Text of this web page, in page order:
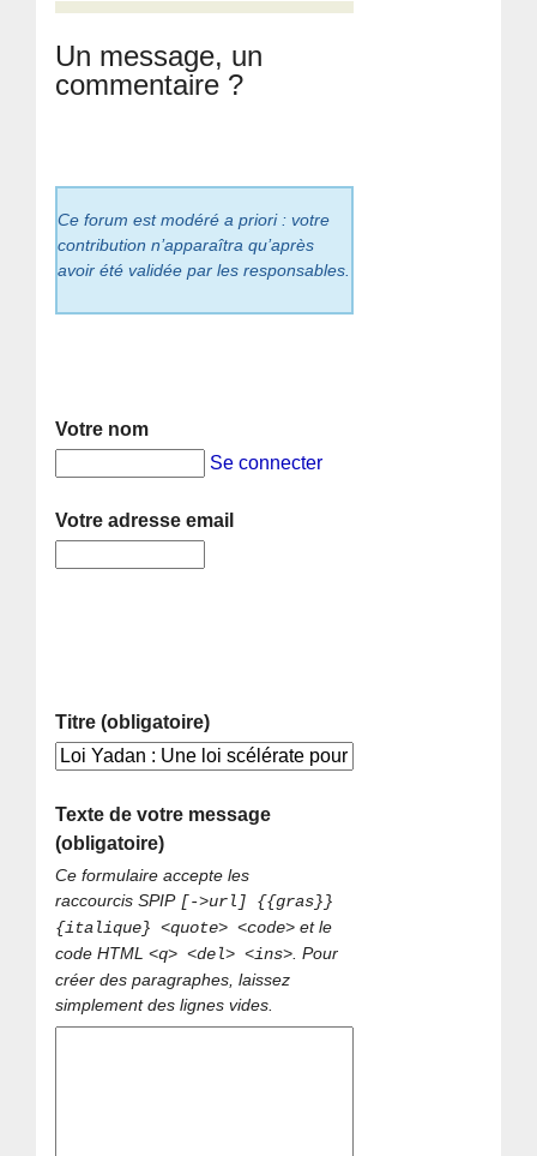
Un message, un
commentaire ?
Ce forum est modéré a priori : votre
contribution n’apparaîtra qu’après
avoir été validée par les responsables.
Votre nom
Se connecter
Votre adresse email
Titre (obligatoire)
Texte de votre message
(obligatoire)
Ce formulaire accepte les
raccourcis SPIP [->url] {{gras}}
{italique} <quote> <code> et le
code HTML<q> <del> <ins> . Pour
créer des paragraphes, laissez
simplement des lignes vides.